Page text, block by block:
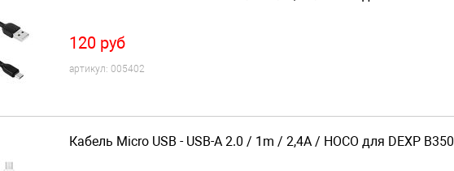
120 руб
артикул: 005402
Кабель Micro USB - USB-A 2.0 / 1m / 2,4A / HOCO для DEXP B350